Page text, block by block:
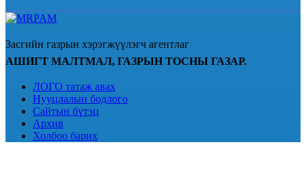
Засгийн газрын хэрэгжүүлэгч агентлаг
АШИГТ МАЛТМАЛ, ГАЗРЫН ТОСНЫ ГАЗАР.
ЛОГО татаж авах
Нууцлалын бодлого
Сайтын бүтэц
Архив
Холбоо барих